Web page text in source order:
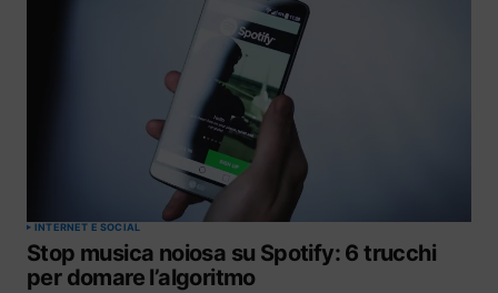
INTERNET E SOCIAL
Stop musica noiosa su Spotify: 6 trucchi
per domare l’algoritmo